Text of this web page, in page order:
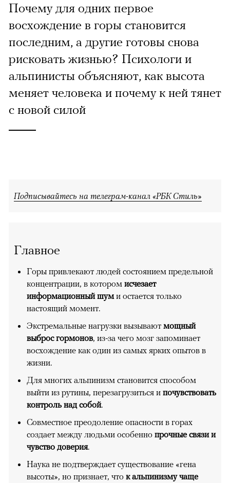
Почему для одних первое
восхождение в горы становится
последним, а другие готовы снова
рисковать жизнью? Психологи и
альпинисты объясняют, как высота
меняет человека и почему к ней тянет
с новой силой
Подписывайтесь на телеграм-канал «РБК Стиль»
Главное
Горы привлекают людей состоянием предельной
концентрации, в котором исчезает
информационный шуми остается только
настоящий момент.
Экстремальные нагрузки вызывают мощный
выброс гормонов, из-за чего мозг запоминает
восхождение как один из самых ярких опытов в
жизни.
Для многих альпинизм становится способом
выйти из рутины, перезагрузиться и почувствовать
контроль над собой.
Совместное преодоление опасности в горах
создает между людьми особенно прочные связи и
чувство доверия.
Наука не подтверждает существование «гена
высоты», но признает, что к альпинизму чаще